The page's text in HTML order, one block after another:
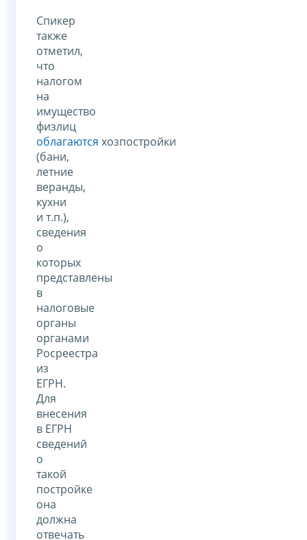
Спикер
также
отметил,
что
налогом
на
имущество
физлиц
облагаются хозпостройки
(бани,
летние
веранды,
кухни
и т.п.),
сведения
о
которых
представлены
в
налоговые
органы
органами
Росреестра
из
ЕГРН.
Для
внесения
в ЕГРН
сведений
о
такой
постройке
она
должна
отвечать